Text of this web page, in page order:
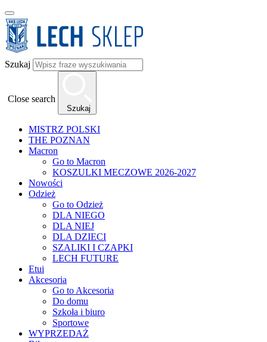
Szukaj
Close search
Szukaj
MISTRZ POLSKI
THE POZNAN
Macron
Go to Macron
KOSZULKI MECZOWE 2026-2027
Nowości
Odzież
Go to Odzież
DLA NIEGO
DLA NIEJ
DLA DZIECI
SZALIKI I CZAPKI
LECH FUTURE
Etui
Akcesoria
Go to Akcesoria
Do domu
Szkoła i biuro
Sportowe
WYPRZEDAŻ